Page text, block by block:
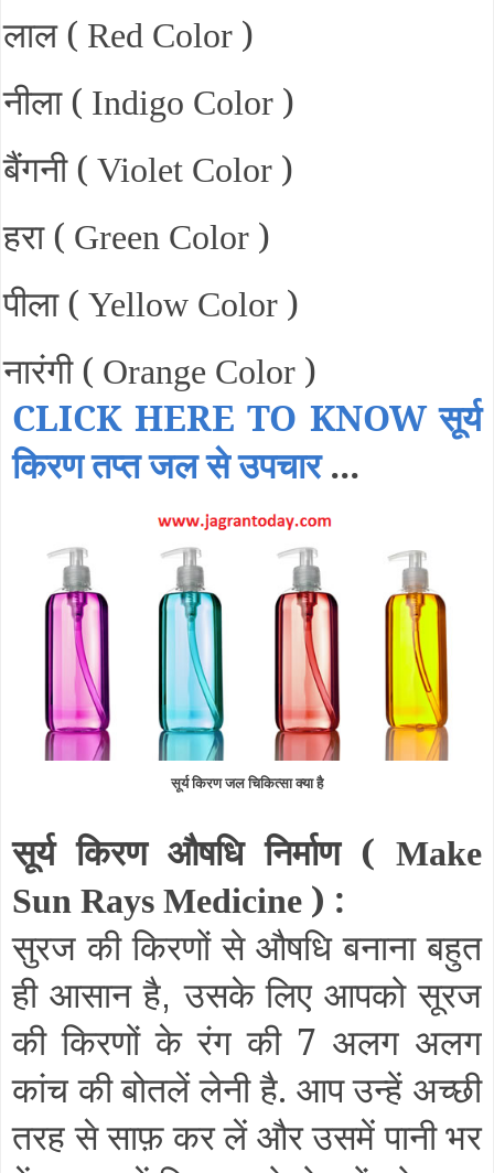
लाल ( Red Color )
नीला ( Indigo Color )
बैंगनी ( Violet Color )
हरा ( Green Color )
पीला ( Yellow Color )
नारंगी ( Orange Color )
CLICK HERE TO KNOW सूर्य
किरण तप्त जल से उपचार...
सूर्य किरण जल चिकित्सा क्या है
सूर्य किरण औषधि निर्माण ( Make
Sun Rays Medicine ) :
सुरज की किरणों से औषधि बनाना बहुत
ही आसान है,उसके लिए आपको सूरज
की किरणों के रंग की 7 अलग अलग
कांच की बोतलें लेनी है. आप उन्हें अच्छी
तरह से साफ़ कर लें और उसमें पानी भर